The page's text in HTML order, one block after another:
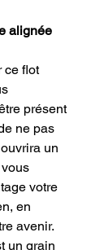
alignée
présent
ne pas
un
votre
en
avenir.
un grain